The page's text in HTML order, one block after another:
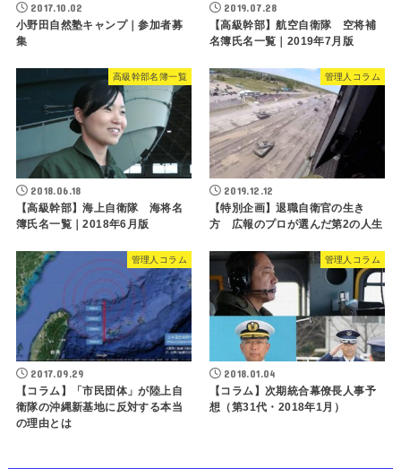
2017.10.02
小野田自然塾キャンプ｜参加者募
集
2019.07.28
【高級幹部】航空自衛隊 空将補
名簿氏名一覧｜2019年7月版
高級幹部名簿一覧
2018.06.18
【高級幹部】海上自衛隊 海将名
簿氏名一覧｜2018年6月版
管理人コラム
2019.12.12
【特別企画】退職自衛官の生き
方 広報のプロが選んだ第2の人生
管理人コラム
2017.09.29
【コラム】「市民団体」が陸上自
衛隊の沖縄新基地に反対する本当
の理由とは
管理人コラム
2018.01.04
【コラム】次期統合幕僚長人事予
想（第31代・2018年1月）